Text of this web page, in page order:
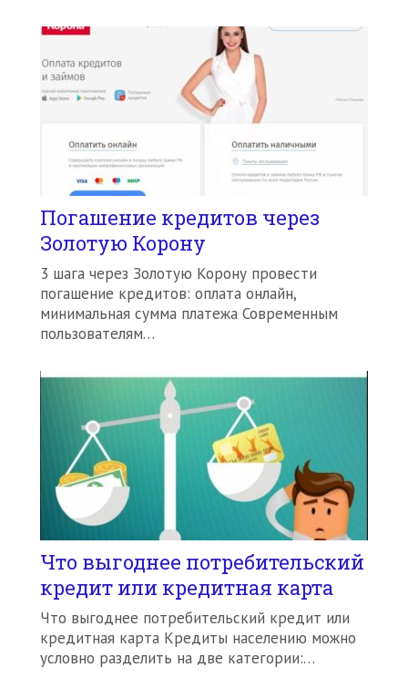
Погашение кредитов через
Золотую Корону
3 шага через Золотую Корону провести
погашение кредитов: оплата онлайн,
минимальная сумма платежа Современным
пользователям…
Что выгоднее потребительский
кредит или кредитная карта
Что выгоднее потребительский кредит или
кредитная карта Кредиты населению можно
условно разделить на две категории:…